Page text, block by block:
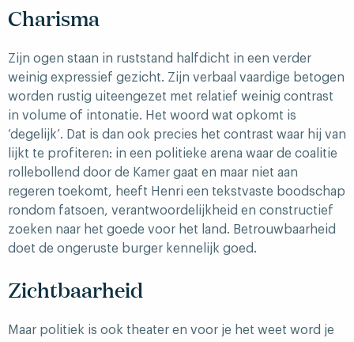
Charisma
Zijn ogen staan in ruststand halfdicht in een verder
weinig expressief gezicht. Zijn verbaal vaardige betogen
worden rustig uiteengezet met relatief weinig contrast
in volume of intonatie. Het woord wat opkomt is
‘degelijk’. Dat is dan ook precies het contrast waar hij van
lijkt te profiteren: in een politieke arena waar de coalitie
rollebollend door de Kamer gaat en maar niet aan
regeren toekomt, heeft Henri een tekstvaste boodschap
rondom fatsoen, verantwoordelijkheid en constructief
zoeken naar het goede voor het land. Betrouwbaarheid
doet de ongeruste burger kennelijk goed.
Zichtbaarheid
Maar politiek is ook theater en voor je het weet word je